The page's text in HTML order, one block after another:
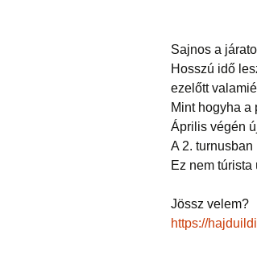
Sajnos a
Hosszú idő
ezelőtt
Mint hogyha a
Április végén
A 2. turnusban
Ez nem
Jössz velem?
https://